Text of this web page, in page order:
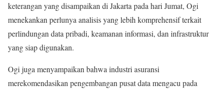
keterangan yang disampaikan di Jakarta pada hari Jumat, Ogi
menekankan perlunya analisis yang lebih komprehensif terkait
perlindungan data pribadi, keamanan informasi, dan infrastruktur
yang siap digunakan.
Ogi juga menyampaikan bahwa industri asuransi
merekomendasikan pengembangan pusat data mengacu pada